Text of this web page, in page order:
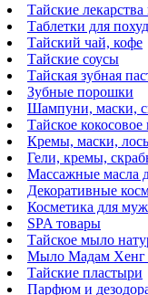
Тайские
Таблетки для
Тайский чай, кофе
Тайские соусы
Тайская зубная
Зубные порошки
Шампуни, маски,
Тайское кокосовое
Кремы, маски,
Гели, кремы,
Массажные масла
Декоративные
Косметика для
SPA товары
Тайское мыло
Мыло Мадам Хенг
Тайские пластыри
Парфюм и